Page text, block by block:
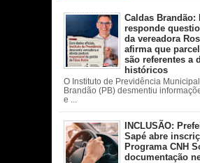
acessadas
Caldas Brandão:
responde
da vereadora
afirma que
são referentes a
históricos
O Instituto de Previdência
Brandão (PB) desmentiu
e ...
INCLUSÃO:
Sapé abre
Programa CNH
documentação